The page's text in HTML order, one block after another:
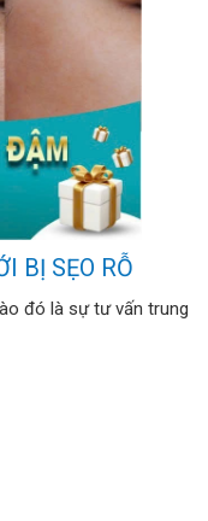
BỊ SẸO RỖ
đó là sự tư vấn trung